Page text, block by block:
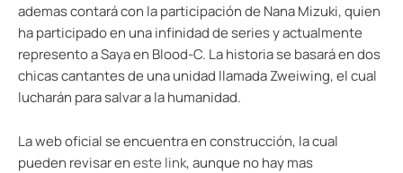
ademas contará con la participación de Nana Mizuki, quien
ha participado en una infinidad de series y actualmente
represento a Saya en Blood-C. La historia se basará en dos
chicas cantantes de una unidad llamada Zweiwing, el cual
lucharán para salvar a la humanidad.
La web oficial se encuentra en construcción, la cual
pueden revisar eneste link, aunque no hay mas